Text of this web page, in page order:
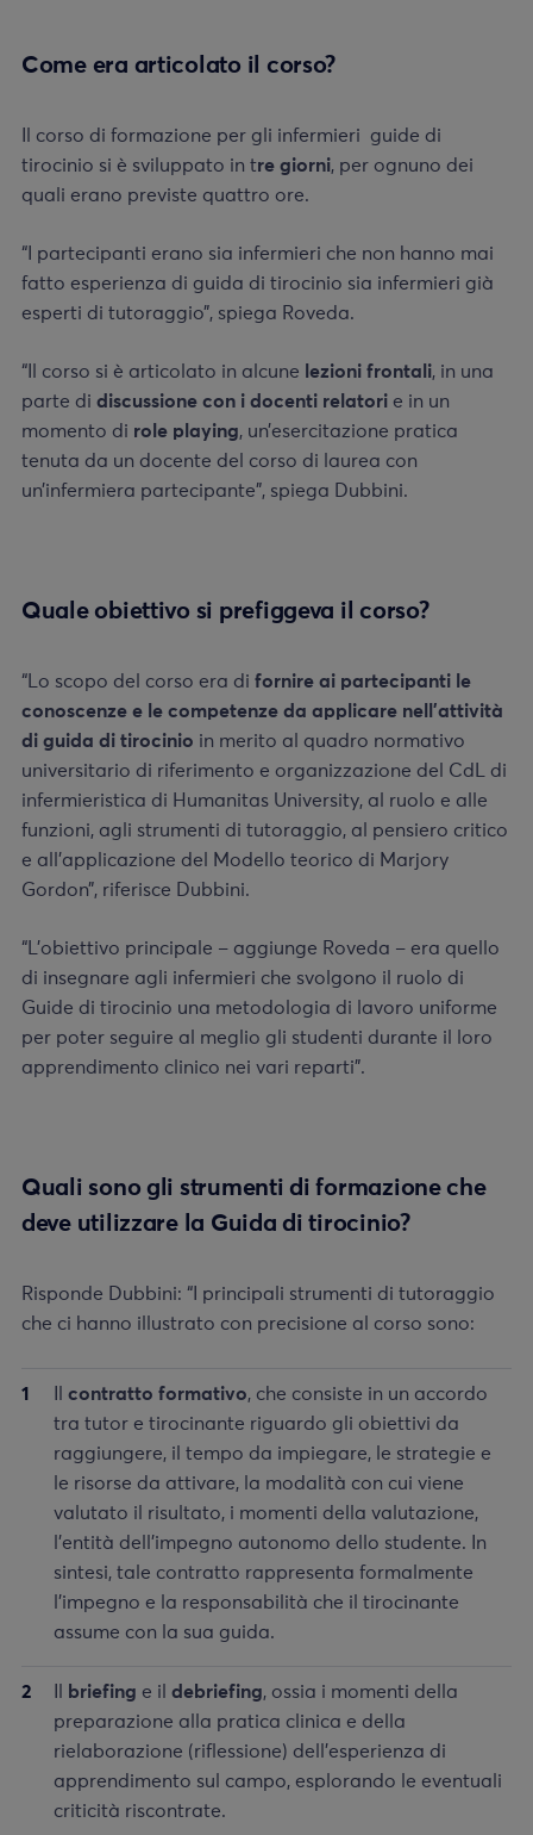
Come era articolato il corso?
Il corso di formazione per gli infermieri guide di
tirocinio si è sviluppato in tre giorni, per ognuno dei
quali erano previste quattro ore.
“I partecipanti erano sia infermieri che non hanno mai
fatto esperienza di guida di tirocinio sia infermieri già
esperti di tutoraggio”, spiega Roveda.
“Il corso si è articolato in alcune lezioni frontali, in una
parte di discussione con i docenti relatori e in un
momento di role playing, un’esercitazione pratica
tenuta da un docente del corso di laurea con
un’infermiera partecipante”, spiega Dubbini.
Quale obiettivo si prefiggeva il corso?
“Lo scopo del corso era di fornire ai partecipanti le
conoscenze e le competenze da applicare nell’attività
di guida di tirocinio in merito al quadro normativo
universitario di riferimento e organizzazione del CdL di
infermieristica di Humanitas University, al ruolo e alle
funzioni, agli strumenti di tutoraggio, al pensiero critico
e all’applicazione del Modello teorico di Marjory
Gordon”, riferisce Dubbini.
“L’obiettivo principale – aggiunge Roveda – era quello
di insegnare agli infermieri che svolgono il ruolo di
Guide di tirocinio una metodologia di lavoro uniforme
per poter seguire al meglio gli studenti durante il loro
apprendimento clinico nei vari reparti”.
Quali sono gli strumenti di formazione che
deve utilizzare la Guida di tirocinio?
Risponde Dubbini: “I principali strumenti di tutoraggio
che ci hanno illustrato con precisione al corso sono:
Ilcontratto formativo, che consiste in un accordo
tra tutor e tirocinante riguardo gli obiettivi da
raggiungere, il tempo da impiegare, le strategie e
le risorse da attivare, la modalità con cui viene
valutato il risultato, i momenti della valutazione,
l’entità dell’impegno autonomo dello studente. In
sintesi, tale contratto rappresenta formalmente
l’impegno e la responsabilità che il tirocinante
assume con la sua guida.
briefing e il debriefing, ossia i momenti della
preparazione alla pratica clinica e della
rielaborazione (riflessione) dell’esperienza di
apprendimento sul campo, esplorando le eventuali
criticità riscontrate.